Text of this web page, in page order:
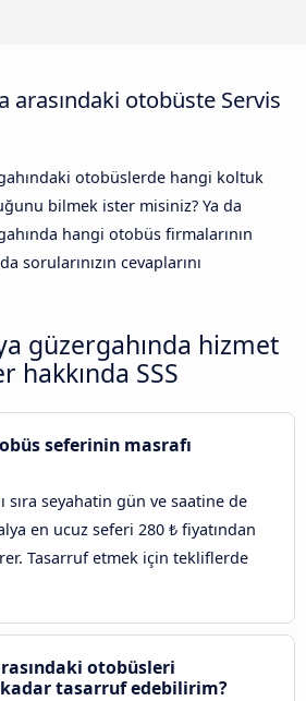
arasındaki otobüste Servis
otobüslerde hangi koltuk
bilmek ister misiniz? Ya da
hangi otobüs firmalarının
sorularınızın cevaplarını
güzergahında hizmet
hakkında SSS
seferinin masrafı
sıra seyahatin gün ve saatine de
en ucuz seferi 280 ₺ fiyatından
Tasarruf etmek için tekliflerde
otobüsleri
tasarruf edebilirim?